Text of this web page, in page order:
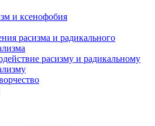
и ксенофобия
расизма и радикального
расизму и радикальному